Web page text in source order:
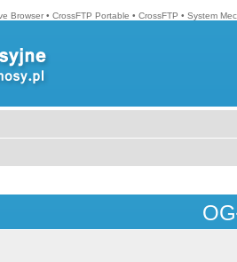
Browser • CrossFTP Portable • CrossFTP • System